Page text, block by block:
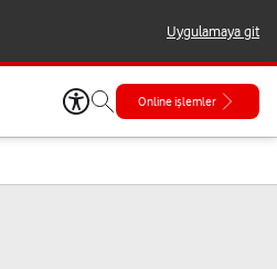
Uygulamaya git
Online işlemler